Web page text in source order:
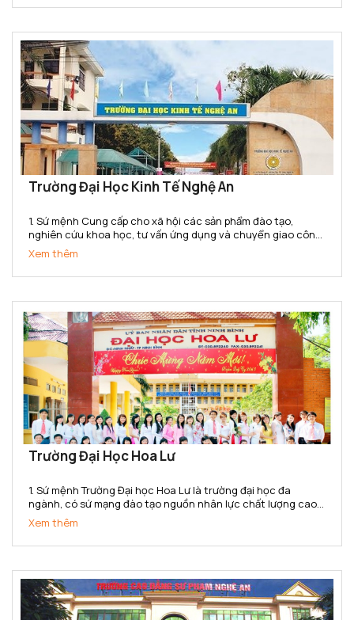
Trường Đại Học Kinh Tế Nghệ An
1. Sứ mệnh Cung cấp cho xã hội các sản phẩm đào tạo,
nghiên cứu khoa học, tư vấn ứng dụng và chuyển giao công
nghệ có chất lượng cao, có thương hiệu và danh tiếng, đạt
đẳng cấp khu vực Bắc trung bộ và cả nước về lĩnh vực Kế...
Xem thêm
Trường Đại Học Hoa Lư
1. Sứ mệnh Trường Đại học Hoa Lư là trường đại học đa
ngành, có sứ mạng đào tạo nguồn nhân lực chất lượng cao,
tổ chức nghiên cứu và ứng dụng khoa học công nghệ đáp
ứng yêu cầu phát triển kinh tế - xã hội của địa phương và...
Xem thêm